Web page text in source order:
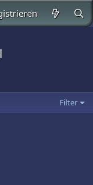
Filter